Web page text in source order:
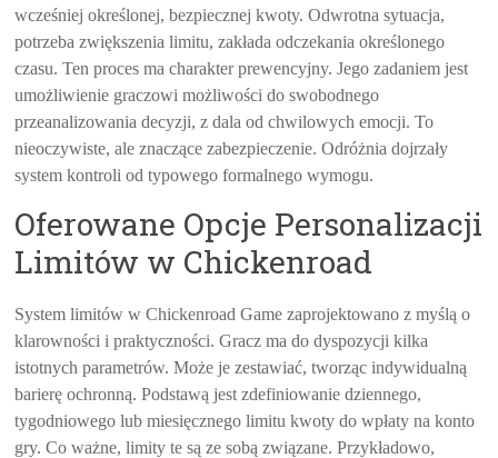
wcześniej określonej, bezpiecznej kwoty. Odwrotna sytuacja,
potrzeba zwiększenia limitu, zakłada odczekania określonego
czasu. Ten proces ma charakter prewencyjny. Jego zadaniem jest
umożliwienie graczowi możliwości do swobodnego
przeanalizowania decyzji, z dala od chwilowych emocji. To
nieoczywiste, ale znaczące zabezpieczenie. Odróżnia dojrzały
system kontroli od typowego formalnego wymogu.
Oferowane Opcje Personalizacji
Limitów w Chickenroad
System limitów w Chickenroad Game zaprojektowano z myślą o
klarowności i praktyczności. Gracz ma do dyspozycji kilka
istotnych parametrów. Może je zestawiać, tworząc indywidualną
barierę ochronną. Podstawą jest zdefiniowanie dziennego,
tygodniowego lub miesięcznego limitu kwoty do wpłaty na konto
gry. Co ważne, limity te są ze sobą związane. Przykładowo,